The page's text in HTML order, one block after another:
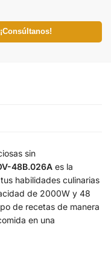
sin
48B.026A es la
habilidades culinarias
de 2000W y 48
de recetas de manera
en una